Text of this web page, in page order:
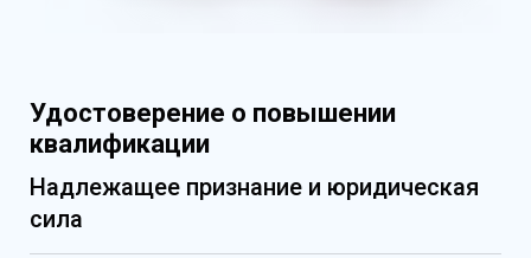
Удостоверение о повышении
квалификации
Надлежащее признание и юридическая
сила